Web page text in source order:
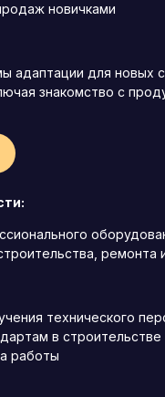
новичками
адаптации для новых
знакомство с
ремонта
технического
в
работы